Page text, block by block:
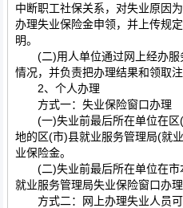
中断职工社保关系，对失业原因
办理失业保险金申领，并上传规
明。
(二)用人单位通过网上经办服
情况，并负责把办理结果和领取
2、个人办理
方式一：失业保险窗口办理
(一)失业前最后所在单位在区(
地的区(市)县就业服务管理局(就
业保险金。
(二)失业前最后所在单位在市
就业服务管理局失业保险窗口办理
方式二：网上办理失业人员可